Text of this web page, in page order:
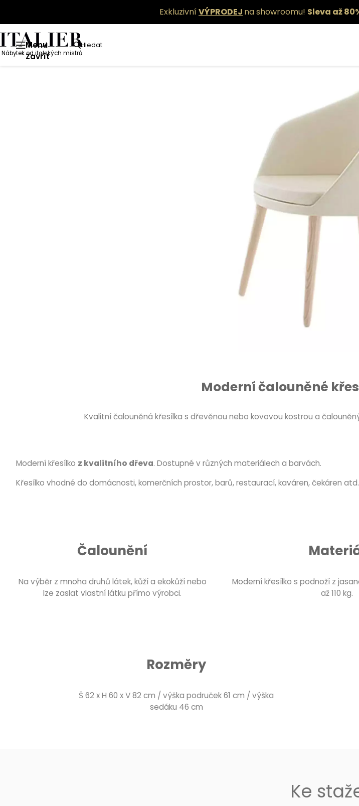
ExkluzivníVÝPRODEJ na showroomu! Sleva až
Menu
Zavřít
Hledat
Nábytek od italských mistrů
Moderní čalouněné
Kvalitní čalouněná křesílka s dřevěnou nebo kovovou kostrou a
Moderní křesílko z kvalitního dřeva. Dostupné v různých materiálech a barvách.
Křesílko vhodné do domácnosti, komerčních prostor, barů, restaurací, kaváren, čekáren atd.
Čalounění
Na výběr z mnoha druhů látek, kůží a ekokůží nebo
lze zaslat vlastní látku přímo výrobci.
Moderní křesílko s podnoží z
až 110 kg.
Rozměry
Š 62 x H 60 x V 82 cm / výška područek 61 cm / výška
sedáku 46 cm
Ke